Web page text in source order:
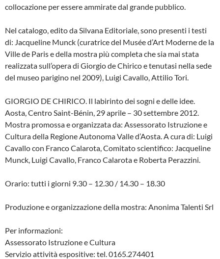
collocazione per essere ammirate dal grande pubblico.
Nel catalogo, edito da Silvana Editoriale, sono presenti i testi
di: Jacqueline Munck (curatrice del Musée d’Art Moderne de la
Ville de Paris e della mostra più completa che sia mai stata
realizzata sull’opera di Giorgio de Chirico e tenutasi nella sede
del museo parigino nel 2009), Luigi Cavallo, Attilio Tori.
GIORGIO DE CHIRICO. Il labirinto dei sogni e delle idee.
Aosta, Centro Saint-Bénin, 29 aprile – 30 settembre 2012.
Mostra promossa e organizzata da: Assessorato Istruzione e
Cultura della Regione Autonoma Valle d’Aosta. A cura di: Luigi
Cavallo con Franco Calarota, Comitato scientifico: Jacqueline
Munck, Luigi Cavallo, Franco Calarota e Roberta Perazzini.
Orario: tutti i giorni 9.30 – 12.30 / 14.30 – 18.30
Produzione e organizzazione della mostra: Anonima Talenti Srl
Per informazioni:
Assessorato Istruzione e Cultura
Servizio attività espositive: tel. 0165.274401